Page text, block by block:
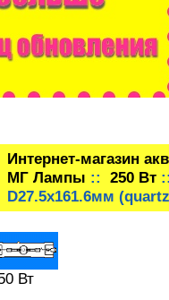
Интернет-магазин
МГ Лампы :: 250 Вт::
D27.5x161.6мм
Вт